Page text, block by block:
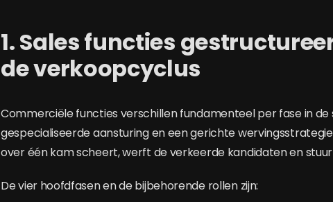
1. Sales functies
de verkoopcyclus
Commerciële functies verschillen fundamenteel per fase in
gespecialiseerde aansturing en een gerichte
over één kam scheert, werft de verkeerde kandidaten en
De vier hoofdfasen en de bijbehorende rollen zijn: